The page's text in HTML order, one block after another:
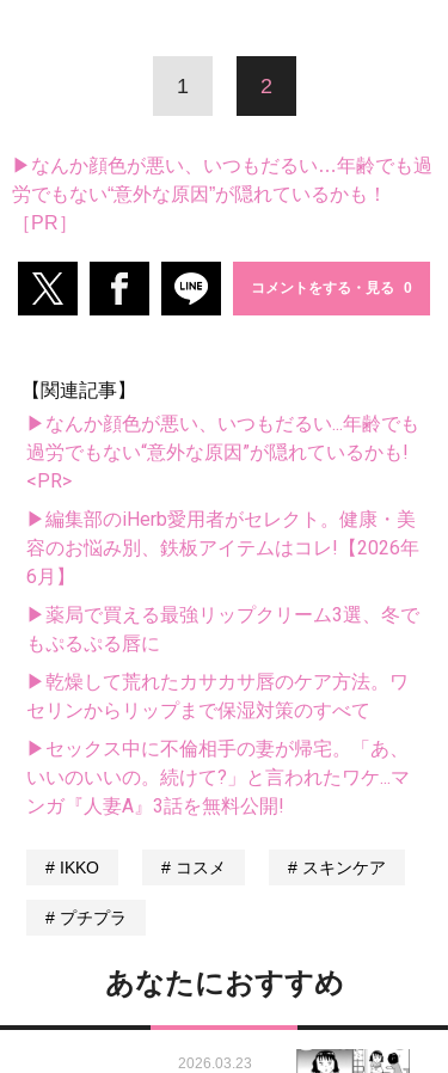
1 2
▶なんか顔色が悪い、いつもだるい…年齢でも過
労でもない“意外な原因”が隠れているかも！
［PR］
コメントをする・見る
【関連記事】
▶なんか顔色が悪い、いつもだるい...年齢でも
過労でもない“意外な原因”が隠れているかも!
<PR>
▶編集部のiHerb愛用者がセレクト。健康・美
容のお悩み別、鉄板アイテムはコレ!【2026年
6月】
▶薬局で買える最強リップクリーム3選、冬で
もぷるぷる唇に
▶乾燥して荒れたカサカサ唇のケア方法。ワ
セリンからリップまで保湿対策のすべて
▶セックス中に不倫相手の妻が帰宅。「あ、
いいのいいの。続けて?」と言われたワケ...マ
ンガ『人妻A』3話を無料公開!
IKKO コスメ スキンケア
プチプラ
あなたにおすすめ
2026.03.23